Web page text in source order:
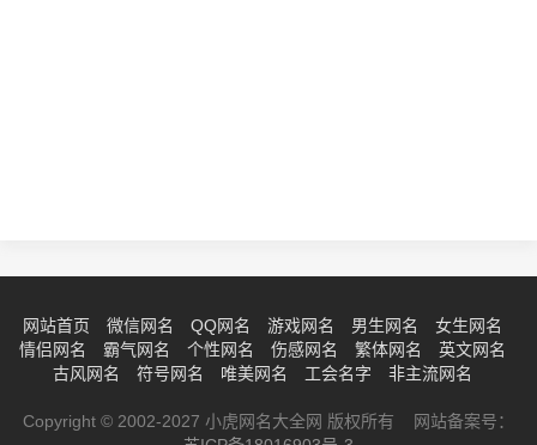
网站首页 微信网名 QQ网名 游戏网名 男生网名
女生网名
情侣网名
霸气网名 个性网名 伤感网名 繁体网名
英文网名
古风网名
符号网名 唯美网名 工会名字 非主流网名
Copyright © 2002-2027 小虎网名大全网 版权所有 网站备案号：